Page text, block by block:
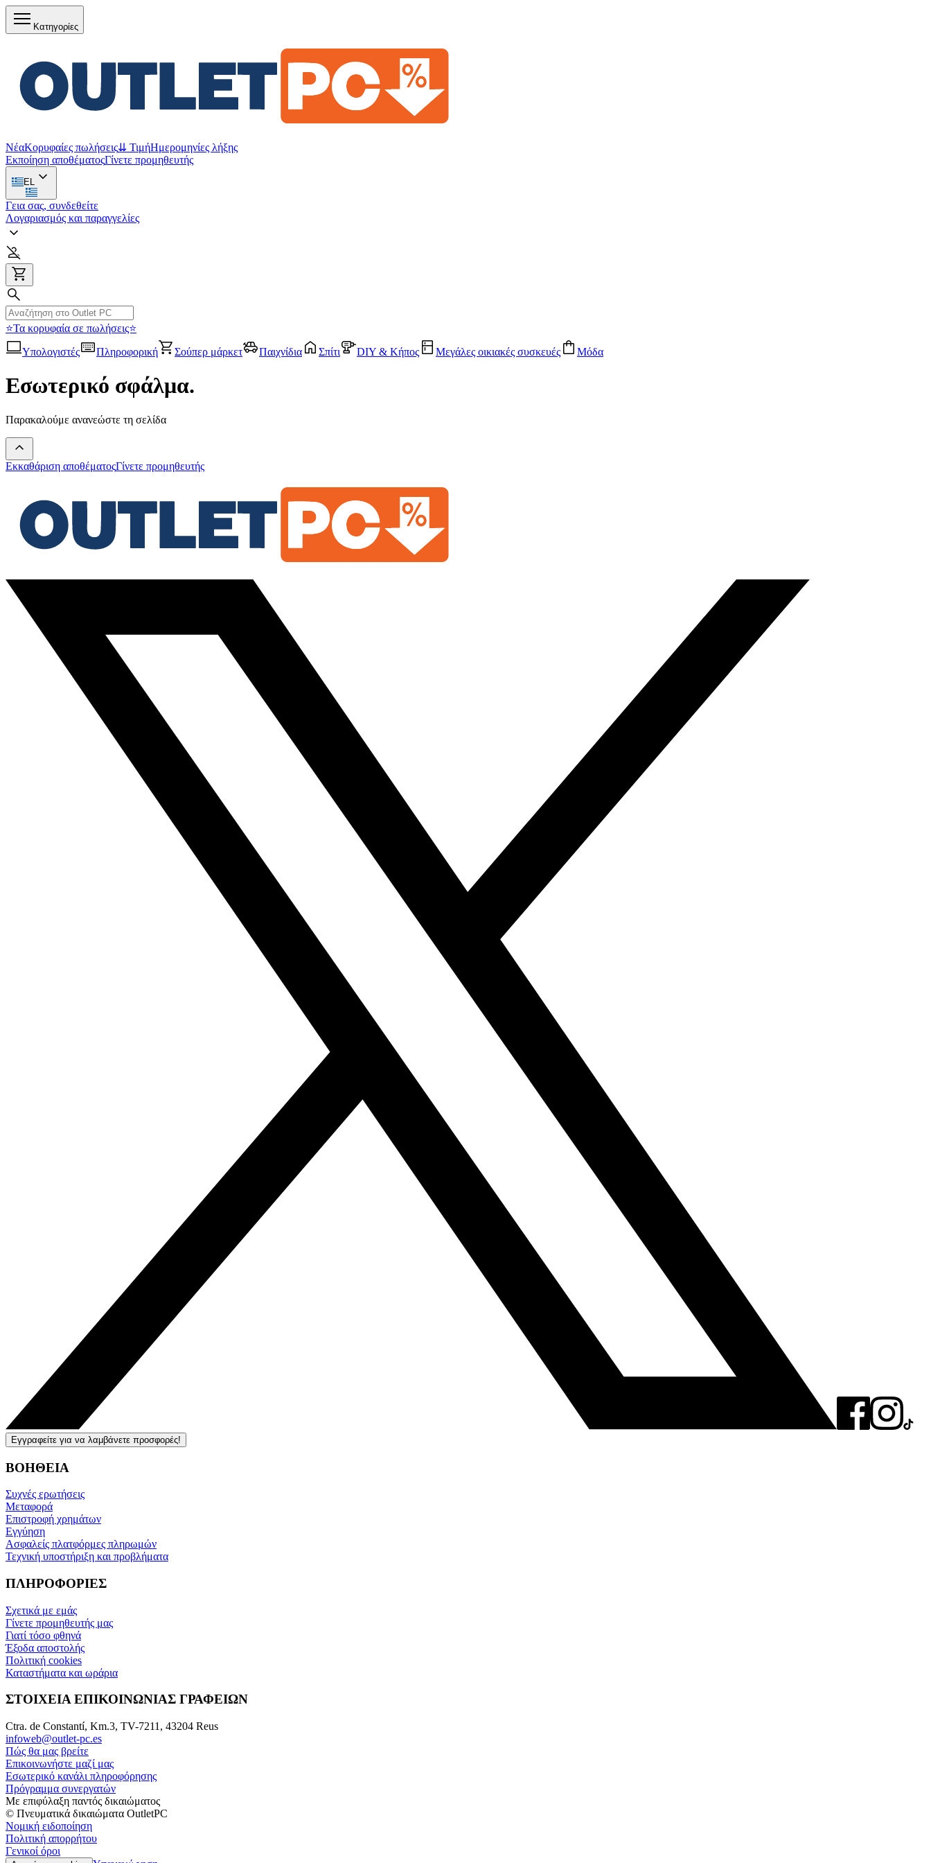
Κατηγορίες
ΝέαΚορυφαίες πωλήσεις⇊ ΤιμήΗμερομηνίες λήξης
Εκποίηση αποθέματοςΓίνετε προμηθευτής
EL
Γεια σας, συνδεθείτε
Λογαριασμός και παραγγελίες
⭐Τα κορυφαία σε πωλήσεις⭐
Υπολογιστές
Πληροφορική Σούπερ μάρκετ Παιχνίδια Σπίτι DIY & Κήπος Μεγάλες οικιακές συσκευές Μόδα
Εσωτερικό σφάλμα.
Παρακαλούμε ανανεώστε τη σελίδα
Εκκαθάριση αποθέματοςΓίνετε προμηθευτής
Εγγραφείτε για να λαμβάνετε προσφορές!
ΒΟΗΘΕΙΑ
Συχνές ερωτήσεις
Μεταφορά
Επιστροφή χρημάτων
Εγγύηση
Ασφαλείς πλατφόρμες πληρωμών
Τεχνική υποστήριξη και προβλήματα
ΠΛΗΡΟΦΟΡΙΕΣ
Σχετικά με εμάς
Γίνετε προμηθευτής μας
Γιατί τόσο φθηνά
Έξοδα αποστολής
Πολιτική cookies
Καταστήματα και ωράρια
ΣΤΟΙΧΕΙΑ ΕΠΙΚΟΙΝΩΝΙΑΣ ΓΡΑΦΕΙΩΝ
Ctra. de Constantí, Km.3, TV-7211, 43204 Reus
infoweb@outlet-pc.es
Πώς θα μας βρείτε
Επικοινωνήστε μαζί μας
Εσωτερικό κανάλι πληροφόρησης
Πρόγραμμα συνεργατών
Με επιφύλαξη παντός δικαιώματος
© Πνευματικά δικαιώματα OutletPC
Νομική ειδοποίηση
Πολιτική απορρήτου
Γενικοί όροι